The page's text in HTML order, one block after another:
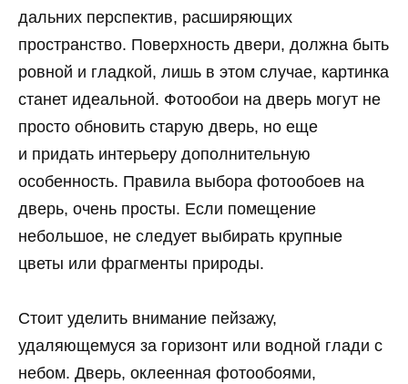
дальних перспектив, расширяющих
пространство. Поверхность двери, должна быть
ровной и гладкой, лишь в этом случае, картинка
станет идеальной. Фотообои на дверь могут не
просто обновить старую дверь, но еще
и придать интерьеру дополнительную
особенность. Правила выбора фотообоев на
дверь, очень просты. Если помещение
небольшое, не следует выбирать крупные
цветы или фрагменты природы.
Стоит уделить внимание пейзажу,
удаляющемуся за горизонт или водной глади с
небом. Дверь, оклеенная фотообоями,